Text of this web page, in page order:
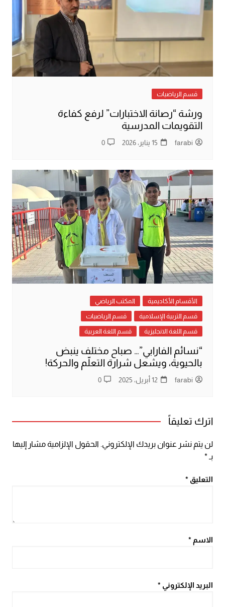
قسم الرياضيات
ورشة “رصانة الاختبارات” لرفع كفاءة
التقويمات المدرسية
farabi 15 يناير، 2026 0
الأقسام الأكاديمية
المكتب الرياضي
قسم التربية الإسلامية
قسم الرياضيات
قسم اللغة الانجليزية
قسم اللغة العربية
“نسائم الفارابي”… صباح مختلف ينبض
بالحيوية، ويشعل شرارة التعلّم والحركة!
farabi 12 أبريل، 2025 0
اترك تعليقاً
لن يتم نشر عنوان بريدك الإلكتروني. الحقول الإلزامية مشار إليها
بـ*
التعليق *
الاسم *
البريد الإلكتروني *